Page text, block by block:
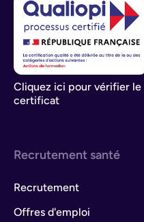
Cliquez ici pour vérifier le
certificat
Recrutement santé
Recrutement
Offres d'emploi